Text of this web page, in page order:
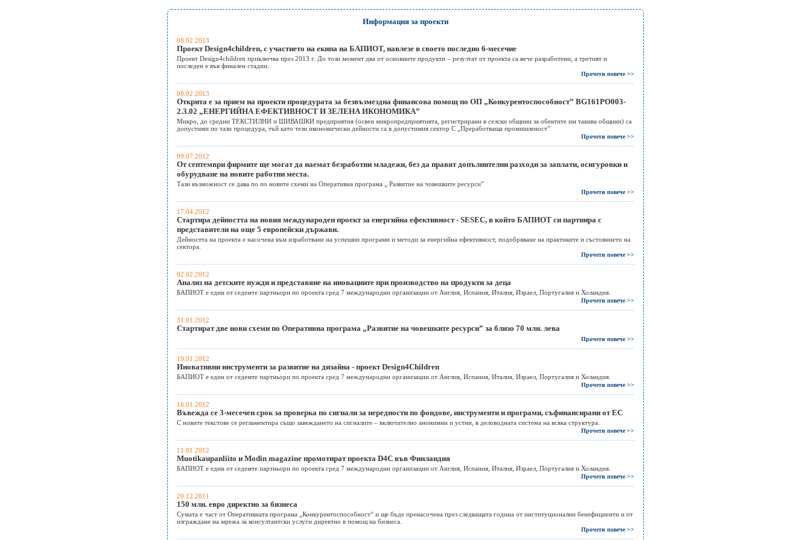
Информация за проекти
08.02.2013
Проект Design4children, с участието на екипа на БАПИОТ, навлезе в своето последно 6-месечие
Проект Design4children приключва през 2013 г. До този момент два от основните продукти – резултат от проекта са вече разработени, а третият и
последен е във финален стадии.
Прочети повече >>
08.02.2013
Открита е за прием на проекти процедурата за безвъзмездна финансова помощ по ОП „Конкурентоспособност” BG161PO003-
2.3.02 „ЕНЕРГИЙНА ЕФЕКТИВНОСТ И ЗЕЛЕНА ИКОНОМИКА”
Микро, до средни ТЕКСТИЛНИ и ШИВАШКИ предприятия (освен микропредприятията, регистрирани в селски общини за обектите им такива общини) са
допустими по тази процедура, тъй като тези икономически дейности са в допустимия сектор С „Преработваща промишленост”
Прочети повече >>
09.07.2012
От септември фирмите ще могат да наемат безработни младежи, без да правят допълнителни разходи за заплати, осигуровки и
обурудване на новите работни места.
Тази възможност се дава по по новите схеми на Оперативна програма „ Развитие на човешките ресурси”
Прочети повече >>
17.04.2012
Стартира дейността на новия международен проект за енергийна ефективност - SESEC, в който БАПИОТ си партнира с
представители на още 5 европейски държави.
Дейността на проекта е насочена към изработване на успешни програми и методи за енергийна ефективност, подобряване на практиките и състоянието на
сектора.
Прочети повече >>
02.02.2012
Анализ на детските нужди и представяне на иновациите при производство на продукти за деца
БАПИОТ е един от седемте партньори по проекта сред 7 международни организации от Англия, Испания, Италия, Израел, Португалия и Холандия.
Прочети повече >>
31.01.2012
Стартират две нови схеми по Оперативна програма „Развитие на човешките ресурси” за близо 70 млн. лева
Прочети повече >>
19.01.2012
Иновативни инструменти за развитие на дизайна - проект Design4Children
БАПИОТ е един от седемте партньори по проекта сред 7 международни организации от Англия, Испания, Италия, Израел, Португалия и Холандия.
Прочети повече >>
16.01.2012
Въвежда се 3-месечен срок за проверка по сигнали за нередности по фондове, инструменти и програми, съфинансирани от ЕС
С новите текстове се регламентира също завеждането на сигналите – включително анонимни и устни, в деловодната система на всяка структура.
Прочети повече >>
11.01.2012
Muotikaupanliito и Modin magazine промотират проекта D4C във Финландия
БАПИОТ е един от седемте партньори по проекта сред 7 международни организации от Англия, Испания, Италия, Израел, Португалия и Холандия.
Прочети повече >>
20.12.2011
150 млн. евро директно за бизнеса
Сумата е част от Оперативната програма „Конкурентоспособност“ и ще бъде пренасочена през следващата година от институционални бенефициенти и от
изграждане на мрежа за консултантски услуги директно в помощ на бизнеса.
Прочети повече >>